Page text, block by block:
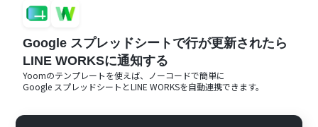
Google スプレッドシートで行が更新されたら
LINE WORKSに通知する
Yoomのテンプレートを使えば、ノーコードで簡単に
Google スプレッドシート とLINE WORKSを自動連携できます。